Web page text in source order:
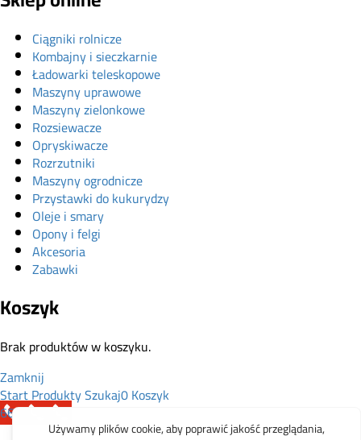
Ciągniki rolnicze
Kombajny i sieczkarnie
Ładowarki teleskopowe
Maszyny uprawowe
Maszyny zielonkowe
Rozsiewacze
Opryskiwacze
Rozrzutniki
Maszyny ogrodnicze
Przystawki do kukurydzy
Oleje i smary
Opony i felgi
Akcesoria
Zabawki
Koszyk
Brak produktów w koszyku.
Zamknij
StartProduktySzukaj0Koszyk
665 199 755